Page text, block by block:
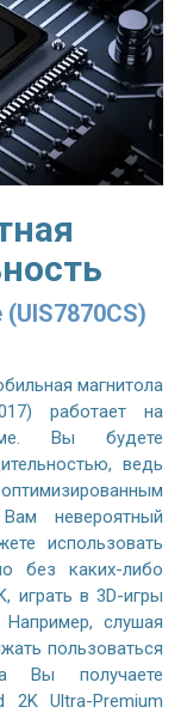
магнитола
работает на
Вы будете
ведь
невероятный
использовать
без каких-либо
играть в 3D-игры
слушая
пользоваться
Вы получаете
2K Ultra-Premium